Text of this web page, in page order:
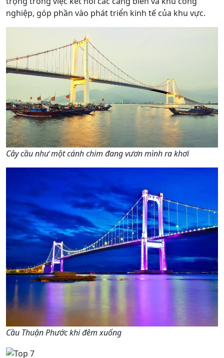
nghiệp, góp phần vào phát triển kinh tế của khu vực.
Cây cầu như một cánh chim đang vươn mình ra khơi
Cầu Thuận Phước khi đêm xuống